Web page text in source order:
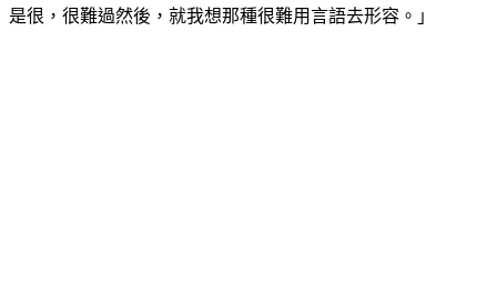
候，部長您當時當下的心情是什麼，當下的心情，(停頓)，就